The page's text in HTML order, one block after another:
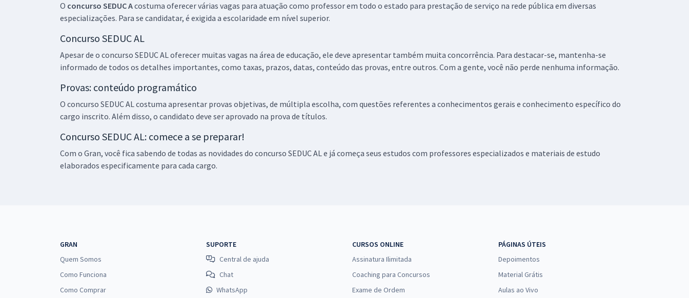
O concurso SEDUC Acostuma oferecer várias vagas para atuação como professor em todo o estado para prestação de serviço na rede pública em diversas
especializações. Para se candidatar, é exigida a escolaridade em nível superior.
Concurso SEDUC AL
Apesar de o concurso SEDUC AL oferecer muitas vagas na área de educação, ele deve apresentar também muita concorrência. Para destacar-se, mantenha-se
informado de todos os detalhes importantes, como taxas, prazos, datas, conteúdo das provas, entre outros. Com a gente, você não perde nenhuma informação.
Provas: conteúdo programático
O concurso SEDUC AL costuma apresentar provas objetivas, de múltipla escolha, com questões referentes a conhecimentos gerais e conhecimento específico do
cargo inscrito. Além disso, o candidato deve ser aprovado na prova de títulos.
Concurso SEDUC AL: comece a se preparar!
Com o Gran, você fica sabendo de todas as novidades do concurso SEDUC AL e já começa seus estudos com professores especializados e materiais de estudo
elaborados especificamente para cada cargo.
GRAN
Quem Somos
Como Funciona
Como Comprar
SUPORTE
Central de ajuda
Chat
WhatsApp
CURSOS ONLINE
Assinatura Ilimitada
Coaching para Concursos
Exame de Ordem
PÁGINAS ÚTEIS
Depoimentos
Material Grátis
Aulas ao Vivo